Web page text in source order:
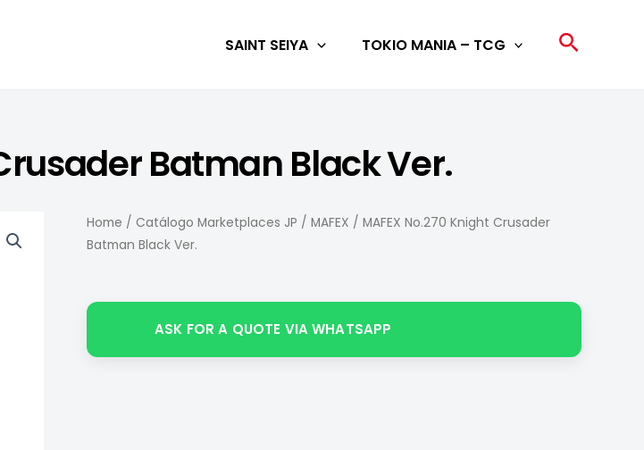
SAINT SEIYA TOKIO MANIA – TCG Search
Batman Black Ver.
Home /Catálogo Marketplaces JP /MAFEX / MAFEX No.270 Knight Crusader
Batman Black Ver.
ASK FOR A QUOTE VIA WHATSAPP